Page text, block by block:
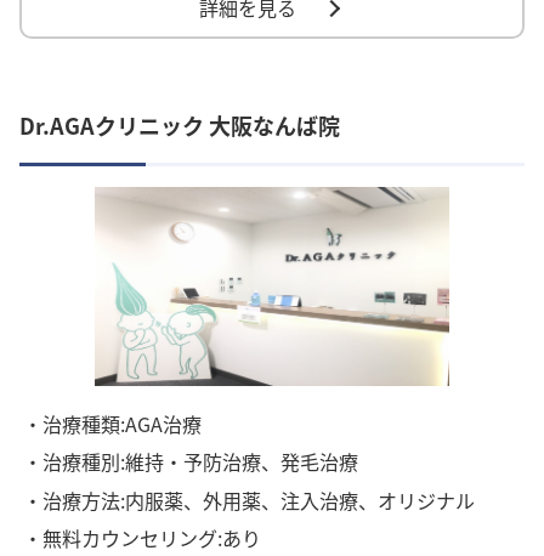
詳細を見る
Dr.AGAクリニック 大阪なんば院
・治療種類:AGA治療
・治療種別:維持・予防治療、発毛治療
・治療方法:内服薬、外用薬、注入治療、オリジナル
・無料カウンセリング:あり